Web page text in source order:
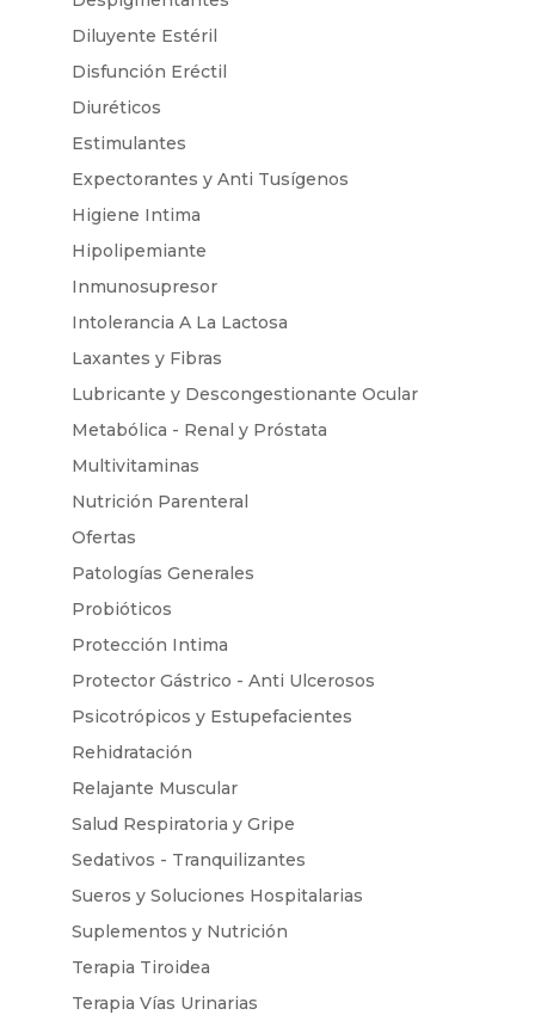
Diluyente Estéril
Disfunción Eréctil
Diuréticos
Estimulantes
Expectorantes y Anti Tusígenos
Higiene Intima
Hipolipemiante
Inmunosupresor
Intolerancia A La Lactosa
Laxantes y Fibras
Lubricante y Descongestionante Ocular
Metabólica - Renal y Próstata
Multivitaminas
Nutrición Parenteral
Ofertas
Patologías Generales
Probióticos
Protección Intima
Protector Gástrico - Anti Ulcerosos
Psicotrópicos y Estupefacientes
Rehidratación
Relajante Muscular
Salud Respiratoria y Gripe
Sedativos - Tranquilizantes
Sueros y Soluciones Hospitalarias
Suplementos y Nutrición
Terapia Tiroidea
Terapia Vías Urinarias